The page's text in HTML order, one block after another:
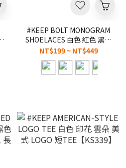
#KEEP BOLT MONOGRAM
SHOELACES 白色 紅色 黑色
扁平 寬版 蝴蝶結 DIY 一組兩
條 145CM 滿版 扁鞋帶
【KS341】
NT$199 ~ NT$449